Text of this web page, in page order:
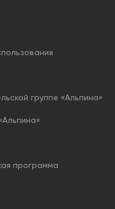
группе «Альпина»
программа